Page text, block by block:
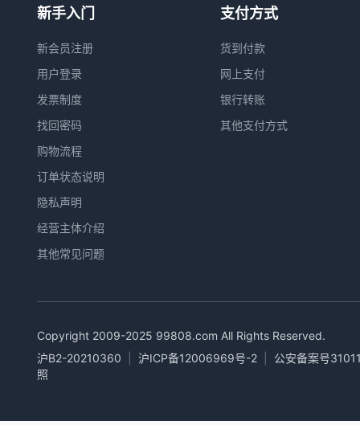
新手入门
新会员注册
用户登录
发票制度
找回密码
购物流程
订单状态说明
隐私声明
经营主体介绍
其他常见问题
支付方式
货到付款
网上支付
银行转账
其他支付方式
Copyright 2009-2025 99808.com All Rights Reserved.
沪B2-20210360
沪ICP备12006969号-2
公安备案号
照